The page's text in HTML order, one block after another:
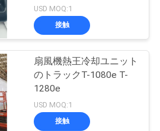
SR4 修理サービス付き
USD MOQ:1
接触
扇風機熱王冷却ユニット
のトラックT-1080e T-
1280e
USD MOQ:1
接触